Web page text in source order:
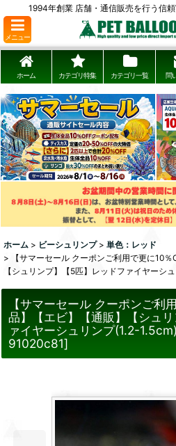
1994年創業 店舗・通信販売を行う信
メニュー
ホーム カテゴリ特集 カテゴリ一覧 問
ホーム > ビーシュリンプ > 単色：レッド
>
【サマーセール クーポンご利用で更に10
【シュリンプ】【5匹】レッドファイヤーシ
【サマーセール クーポンご利
品】【エビ】【通販】【シュ
ァイヤーシュリンプ(1.2-
91020c81]